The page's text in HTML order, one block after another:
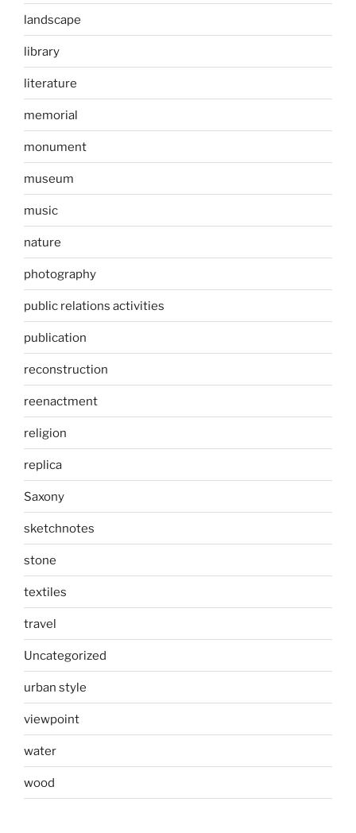
landscape
library
literature
memorial
monument
museum
music
nature
photography
public relations activities
publication
reconstruction
reenactment
religion
replica
Saxony
sketchnotes
stone
textiles
travel
Uncategorized
urban style
viewpoint
water
wood